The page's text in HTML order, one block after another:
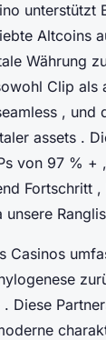
Altcoins
Währung
Clip als
, und
assets .
von 97 %
Fortschritt
unsere
Casinos
Diese